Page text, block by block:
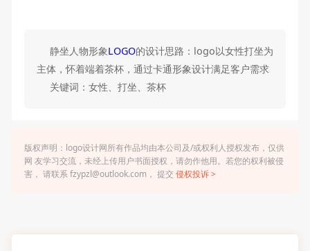
静坐人物形象LOGO的设计思路：logo以女性打坐为
主体，怀着端着茶杯，通过卡通形象设计满足客户需求
关键词：女性、打坐、茶杯
版权声明：logo设计网所有作品均由本公司及/或权利人授权发布，仅供
网 友学习交流，未经上传用户书面授权，请勿作他用。若您的权利被侵
害， 请联系 fzypzl@outlook.com， 提交 侵权投诉 >